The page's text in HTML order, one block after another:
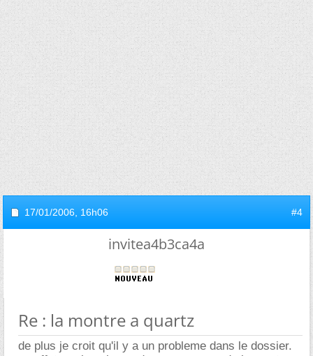
17/01/2006, 16h06 #4
invitea4b3ca4a
Re : la montre a quartz
de plus je croit qu'il y a un probleme dans le dossier.